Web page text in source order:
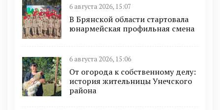
6 августа 2026, 15:07
В Брянской области стартовала
юнармейская профильная смена
6 августа 2026, 15:06
От огорода к собственному делу:
история жительницы Унечского
района